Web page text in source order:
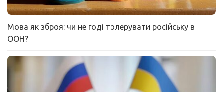
Мова як зброя: чи не годі толерувати російську в
ООН?